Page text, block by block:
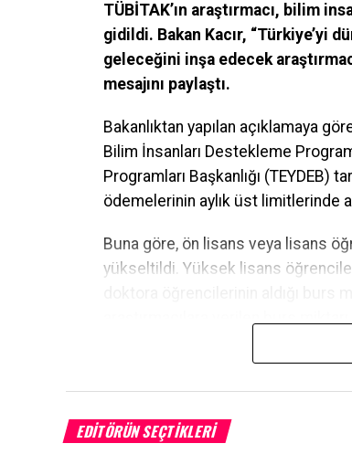
TÜBİTAK’ın araştırmacı, bilim
gidildi. Bakan Kacır, “Türkiye’yi
geleceğini inşa edecek
mesajını paylaştı.
Bakanlıktan yapılan açıklamaya
Bilim İnsanları Destekleme
Programları Başkanlığı
ödemelerinin aylık üst limitlerinde
Buna göre, ön lisans veya lisans
yükseltildi. Yüksek lisans
Bu arada, BİDEB 2250 Lisansüstü
EDITÖRÜN SEÇTIKLERI